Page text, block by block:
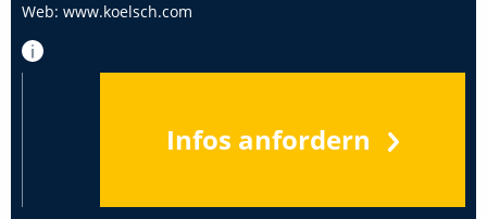
Web: www.koelsch.com
Infos anfordern